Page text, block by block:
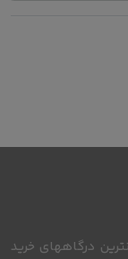
درگاههای خرید